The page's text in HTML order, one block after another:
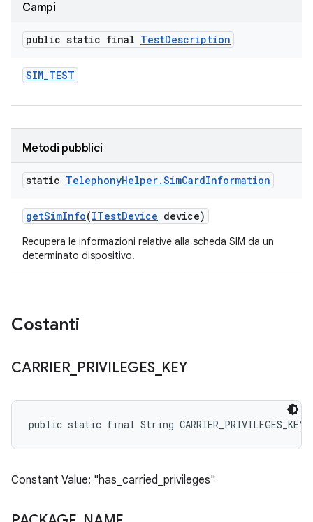
Campi
public static final TestDescription
SIM_TEST
Metodi pubblici
static TelephonyHelper.SimCardInformation
getSimInfo(ITestDevice device)
Recupera le informazioni relative alla scheda SIM da un
determinato dispositivo.
Costanti
CARRIER_ PRIVILEGES_ KEY
public static final String CARRIER_PRIVILEGES_KEY
Constant Value: "has_carried_privileges"